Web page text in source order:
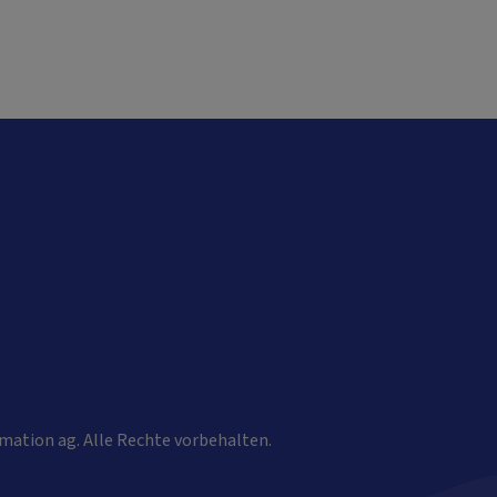
ag. Alle Rechte vorbehalten.